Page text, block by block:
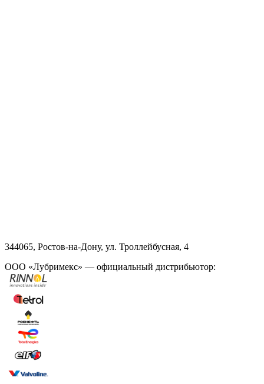
344065, Ростов-на-Дону, ул. Троллейбусная, 4
ООО «Лубримекс» — официальный дистрибьютор: